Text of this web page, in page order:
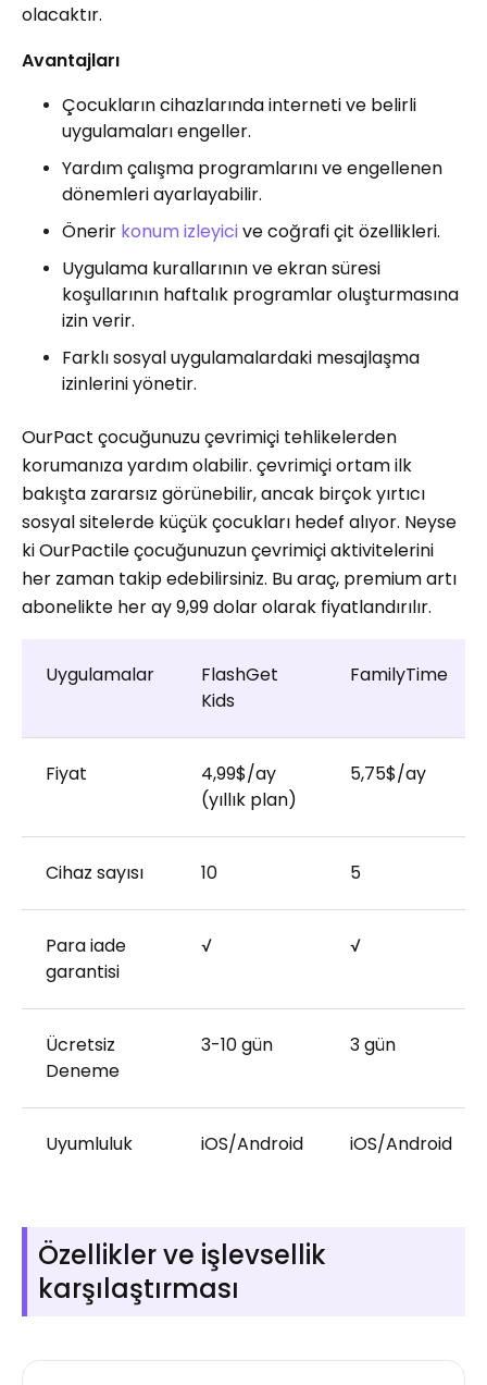
olacaktır.
Avantajları
Çocukların cihazlarında interneti ve belirli
uygulamaları engeller.
Yardım çalışma programlarını ve engellenen
dönemleri ayarlayabilir.
Önerir konum izleyicive coğrafi çit özellikleri.
Uygulama kurallarının ve ekran süresi
koşullarının haftalık programlar oluşturmasına
izin verir.
Farklı sosyal uygulamalardaki mesajlaşma
izinlerini yönetir.
OurPact çocuğunuzu çevrimiçi tehlikelerden
korumanıza yardım olabilir. çevrimiçi ortam ilk
bakışta zararsız görünebilir, ancak birçok yırtıcı
sosyal sitelerde küçük çocukları hedef alıyor. Neyse
ki OurPactile çocuğunuzun çevrimiçi aktivitelerini
her zaman takip edebilirsiniz. Bu araç, premium artı
abonelikte her ay 9,99 dolar olarak fiyatlandırılır.
Uygulamalar
FlashGet
Kids
FamilyTime
Fiyat
4,99$/ay
(yıllık plan)
5,75$/ay
Cihaz sayısı 10 5
Para iade
garantisi
√ √
Ücretsiz
Deneme
3-10 gün 3 gün
Uyumluluk iOS/Android iOS/Android
Özellikler ve işlevsellik
karşılaştırması